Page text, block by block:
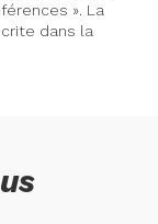
». La
dans la